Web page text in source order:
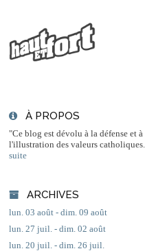
À PROPOS
"Ce blog est dévolu à la défense et à
l'illustration des valeurs catholiques...
suite
ARCHIVES
lun. 03 août - dim. 09 août
lun. 27 juil. - dim. 02 août
lun. 20 juil. - dim. 26 juil.